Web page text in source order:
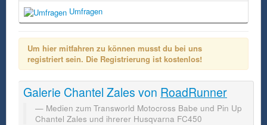
Umfragen
Um hier mitfahren zu können musst du bei uns
registriert sein. Die Registrierung ist kostenlos!
Galerie Chantel Zales von RoadRunner
Medien zum Transworld Motocross Babe und Pin Up
Chantel Zales und ihrerer Husqvarna FC450